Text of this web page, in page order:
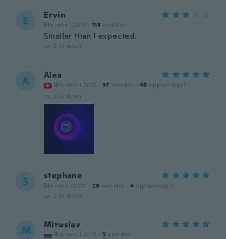
E Ervin
Ble med i 2017 · 118 omtaler
Smaller than I expected.
ca. 2 år siden
A Alex
Ble med i 2019 · 37 omtaler · 48 opplastinger
ca. 2 år siden
S stephane
Ble med i 2018 · 26 omtaler · 4 opplastinger
ca. 2 år siden
M Miroslav
Ble med i 2019 · 5 omtaler